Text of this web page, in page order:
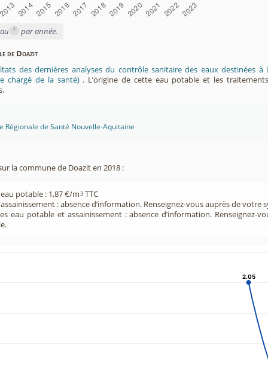
i par année.
de Doazit
des dernières analyses du contrôle sanitaire des eaux destinées
chargé de la santé) . L’origine de cette eau potable et les
Régionale de Santé Nouvelle-Aquitaine
la commune de Doazit en 2018 :
potable : 1,87 €/m3 TTC
: absence d’information. Renseignez-vous auprès de votre
eau potable et assainissement : absence d’information. Renseignez-
2.05
2.05